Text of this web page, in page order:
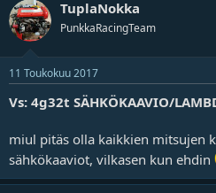
t
t
a
a
ä
TuplaNokka
PunkkaRacingTeam
11 Toukokuu 2017
Vs: 4g32t SÄHKÖKAAVIO/
miul pitäs olla kaikkien mitsujen
sähkökaaviot, vilkasen kun ehdin